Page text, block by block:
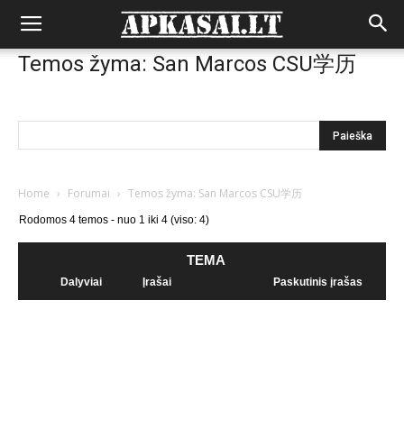
Temos žyma: San Marcos CSU学历
Home › Forumai › Temos žyma: San Marcos CSU学历
Rodomos 4 temos - nuo 1 iki 4 (viso: 4)
TEMA
Dalyviai Įrašai Paskutinis įrašas